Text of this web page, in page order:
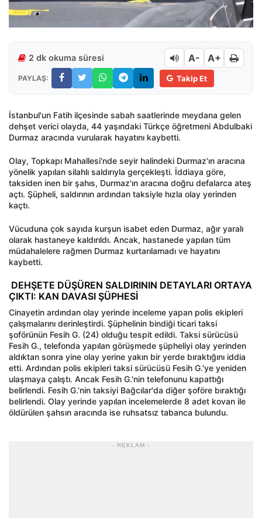
2 dk okuma süresi A- A+
PAYLAŞ: Takip Et
İstanbul'un Fatih ilçesinde sabah saatlerinde meydana gelen
dehşet verici olayda, 44 yaşındaki Türkçe öğretmeni Abdulbaki
Durmaz aracında vurularak hayatını kaybetti.
Olay, Topkapı Mahallesi'nde seyir halindeki Durmaz'ın aracına
yönelik yapılan silahlı saldırıyla gerçekleşti. İddiaya göre,
taksiden inen bir şahıs, Durmaz'ın aracına doğru defalarca ateş
açtı. Şüpheli, saldırının ardından taksiyle hızla olay yerinden
kaçtı.
Vücuduna çok sayıda kurşun isabet eden Durmaz, ağır yaralı
olarak hastaneye kaldırıldı. Ancak, hastanede yapılan tüm
müdahalelere rağmen Durmaz kurtarılamadı ve hayatını
kaybetti.
DEHŞETE DÜŞÜREN SALDIRININ DETAYLARI ORTAYA
ÇIKTI: KAN DAVASI ŞÜPHESİ
Cinayetin ardından olay yerinde inceleme yapan polis ekipleri
çalışmalarını derinleştirdi. Şüphelinin bindiği ticari taksi
şoförünün Fesih G. (24) olduğu tespit edildi. Taksi sürücüsü
Fesih G., telefonda yapılan görüşmede şüpheliyi olay yerinden
aldıktan sonra yine olay yerine yakın bir yerde bıraktığını iddia
etti. Ardından polis ekipleri taksi sürücüsü Fesih G.'ye yeniden
ulaşmaya çalıştı. Ancak Fesih G.'nin telefonunu kapattığı
belirlendi. Fesih G.'nin taksiyi Bağcılar'da diğer şoföre bıraktığı
belirlendi. Olay yerinde yapılan incelemelerde 8 adet kovan ile
öldürülen şahsın aracında ise ruhsatsız tabanca bulundu.
- REKLAM -